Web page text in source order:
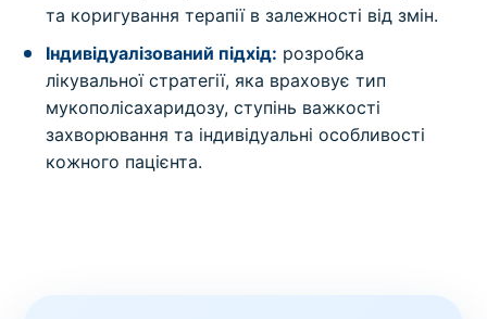
та коригування терапії в залежності від змін.
Індивідуалізований підхід: розробка
лікувальної стратегії, яка враховує тип
мукополісахаридозу, ступінь важкості
захворювання та індивідуальні особливості
кожного пацієнта.